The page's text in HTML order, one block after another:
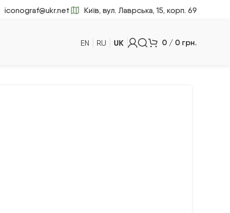
iconograf@ukr.net Київ, вул. Лаврська, 15, корп. 69
EN RU UK 0 / 0 грн.